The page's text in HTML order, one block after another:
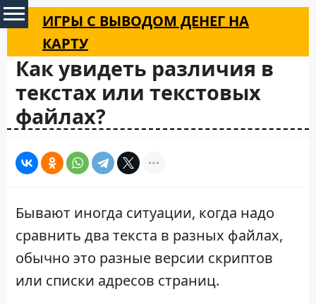
ИГРЫ С ВЫВОДОМ ДЕНЕГ НА
КАРТУ
Как увидеть различия в
текстах или текстовых
файлах?
Бывают иногда ситуации, когда надо
сравнить два текста в разных файлах,
обычно это разные версии скриптов
или списки адресов страниц.